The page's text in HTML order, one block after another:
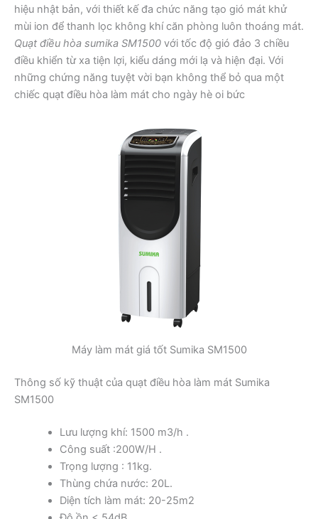
hiệu nhật bản, với thiết kế đa chức năng tạo gió mát khử
mùi ion để thanh lọc không khí căn phòng luôn thoáng mát.
Quạt điều hòa sumika SM1500 với tốc độ gió đảo 3 chiều
điều khiển từ xa tiện lợi, kiểu dáng mới lạ và hiện đại. Với
những chứng năng tuyệt vời bạn không thể bỏ qua một
chiếc quạt điều hòa làm mát cho ngày hè oi bức
Máy làm mát giá tốt Sumika SM1500
Thông số kỹ thuật của quạt điều hòa làm mát Sumika
SM1500
Lưu lượng khí: 1500 m3/h .
Công suất :200W/H .
Trọng lượng : 11kg.
Thùng chứa nước: 20L.
Diện tích làm mát: 20-25m2